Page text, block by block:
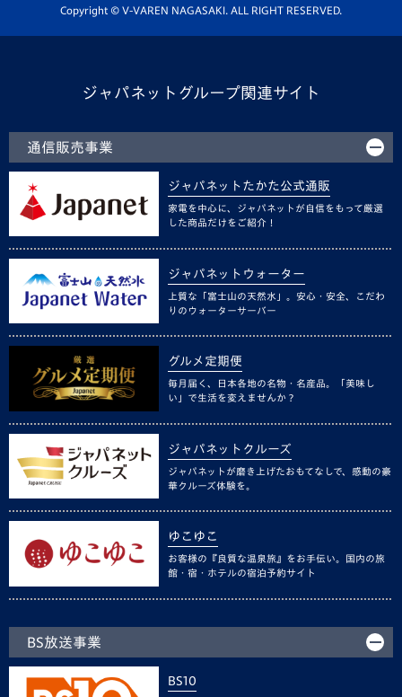
ホームタウン活動
Copyright © V-VAREN NAGASAKI. ALL RIGHT RESERVED.
ジャパネットグループ関連サイト
通信販売事業
ジャパネットたかた公式通販
家電を中心に、ジャパネットが自信をもって厳選
した商品だけをご紹介！
ジャパネットウォーター
上質な「富士山の天然水」。安心・安全、こだわ
りのウォーターサーバー
グルメ定期便
毎月届く、日本各地の名物・名産品。「美味し
い」で生活を変えませんか？
ジャパネットクルーズ
ジャパネットが磨き上げたおもてなしで、感動の豪
華クルーズ体験を。
ゆこゆこ
お客様の『良質な温泉旅』をお手伝い。国内の旅
館・宿・ホテルの宿泊予約サイト
BS放送事業
BS10